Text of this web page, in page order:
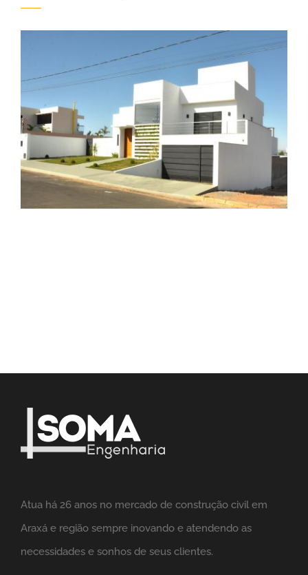
Atua há 26 anos no mercado de construção civil em
Araxá e região sempre inovando e atendendo as
necessidades e sonhos de seus clientes.